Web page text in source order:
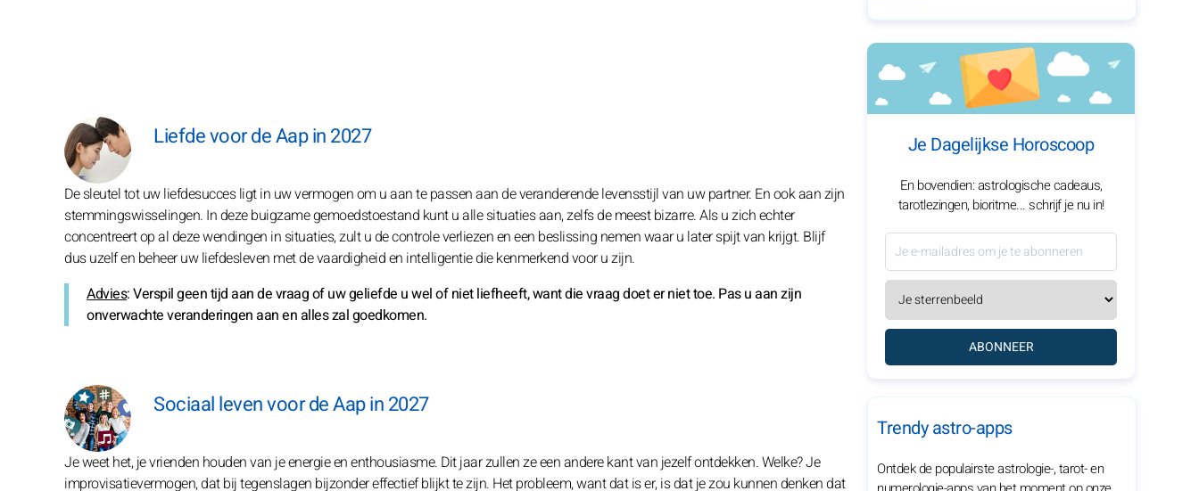
Liefde voor de Aap in 2027
De sleutel tot uw liefdesucces ligt in uw vermogen om u aan te passen aan de veranderende levensstijl van uw partner. En ook aan zijn
stemmingswisselingen. In deze buigzame gemoedstoestand kunt u alle situaties aan, zelfs de meest bizarre. Als u zich echter
concentreert op al deze wendingen in situaties, zult u de controle verliezen en een beslissing nemen waar u later spijt van krijgt. Blijf
dus uzelf en beheer uw liefdesleven met de vaardigheid en intelligentie die kenmerkend voor u zijn.
Advies: Verspil geen tijd aan de vraag of uw geliefde u wel of niet liefheeft, want die vraag doet er niet toe. Pas u aan zijn
onverwachte veranderingen aan en alles zal goedkomen.
Sociaal leven voor de Aap in 2027
Je weet het, je vrienden houden van je energie en enthousiasme. Dit jaar zullen ze een andere kant van jezelf ontdekken. Welke? Je
improvisatievermogen, dat bij tegenslagen bijzonder effectief blijkt te zijn. Het probleem, want dat is er, is dat je zou kunnen denken dat
Je Dagelijkse Horoscoop
En bovendien: astrologische cadeaus,
tarotlezingen, bioritme... schrijf je nu in!
ABONNEER
Trendy astro-apps
Ontdek de populairste astrologie-, tarot- en